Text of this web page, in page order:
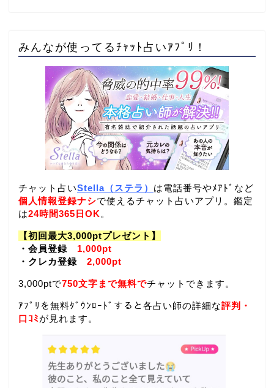
みんなが使ってるﾁｬｯﾄ占いｱﾌﾟﾘ！
チャット占いStella（ステラ） は電話番号やﾒｱﾄﾞなど
個人情報登録ナシで使えるチャット占いアプリ。鑑定
は24時間365日OK 。
【初回最大3,000ptプレゼント】
・会員登録 1,000pt
・クレカ登録 2,000pt
3,000ptで750文字まで無料でチャットできます。
ｱﾌﾟﾘを無料ﾀﾞｳﾝﾛｰﾄﾞすると各占い師の詳細な評判・
口ｺﾐが見れます。